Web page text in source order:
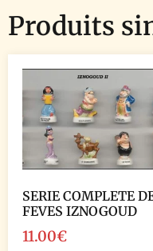
Produits
SERIE COMPLETE
FEVES IZNOGOUD
11.00€